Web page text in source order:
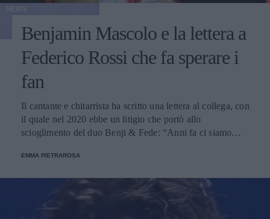
Benjamin Mascolo e la lettera a
Federico Rossi che fa sperare i
fan
Il cantante e chitarrista ha scritto una lettera al collega, con
il quale nel 2020 ebbe un litigio che portò allo
scioglimento del duo Benji & Fede: “Anni fa ci siamo
EMMA PIETRAROSA